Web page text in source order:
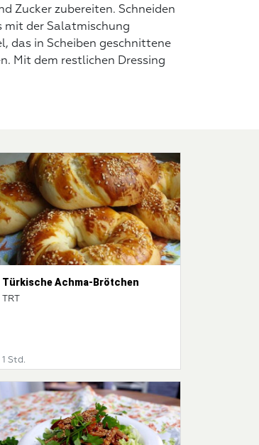
Zucker zubereiten. Schneiden
mit der Salatmischung
das in Scheiben geschnittene
Mit dem restlichen Dressing
Türkische Achma-Brötchen
TRT
1 Std.